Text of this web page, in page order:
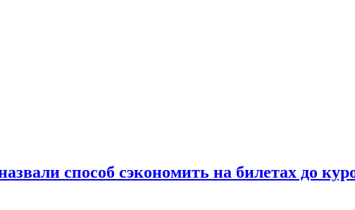
способ сэкономить на билетах до